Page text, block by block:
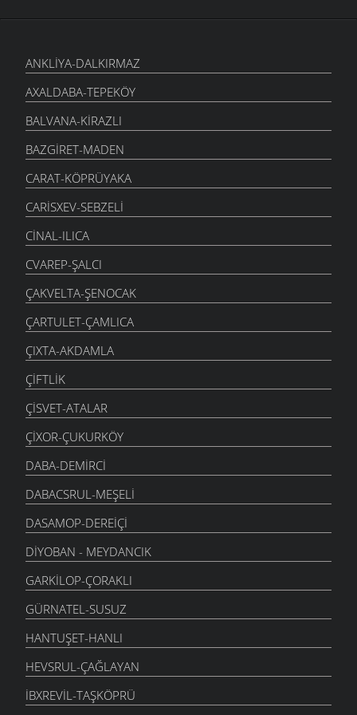
ANKLIYA-DALKIRMAZ
AXALDABA-TEPEKÖY
BALVANA-KIRAZLI
BAZGIRET-MADEN
CARAT-KÖPRÜYAKA
CARISXEV-SEBZELI
CINAL-ILICA
CVAREP-ŞALCI
ÇAKVELTA-ŞENOCAK
ÇARTULET-ÇAMLICA
ÇIXTA-AKDAMLA
ÇIFTLIK
ÇISVET-ATALAR
ÇIXOR-ÇUKURKÖY
DABA-DEMIRCI
DABACSRUL-MEŞELI
DASAMOP-DEREIÇI
DIYOBAN - MEYDANCIK
GARKILOP-ÇORAKLI
GÜRNATEL-SUSUZ
HANTUŞET-HANLI
HEVSRUL-ÇAĞLAYAN
İBXREVIL-TAŞKÖPRÜ